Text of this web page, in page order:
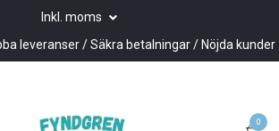
Inkl. moms
leveranser / Säkra betalningar / Nöjda kunder
0